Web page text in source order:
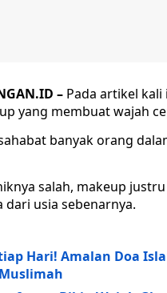
– Pada artikel
yang membuat wajah
banyak orang
salah, makeup
usia sebenarnya.
Hari! Amalan Doa